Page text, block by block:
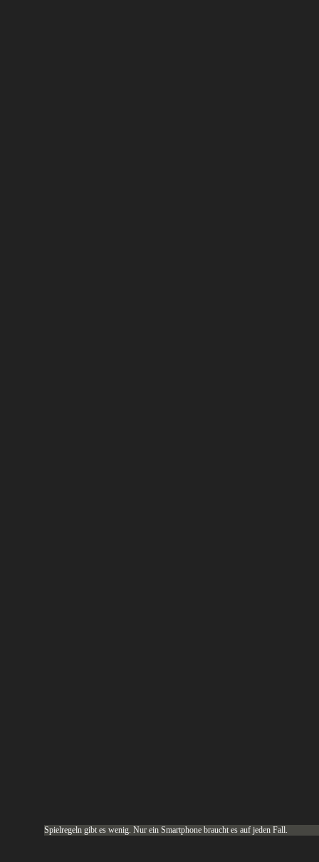
Spielregeln gibt es wenig. Nur ein Smartphone braucht es auf jeden Fall.